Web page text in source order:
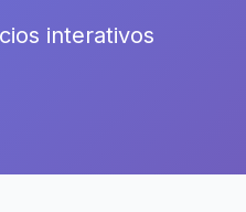
interativos